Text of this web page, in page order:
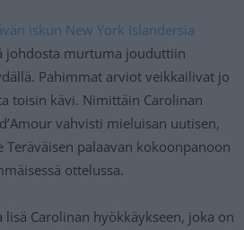
iskun New York Islandersia
johdosta murtuma jouduttiin
Pahimmat arviot veikkailivat jo
toisin kävi. Nimittäin Carolinan
vahvisti mieluisan uutisen,
palaavan kokoonpanoon
ottelussa.
Carolinan hyökkäykseen, joka on